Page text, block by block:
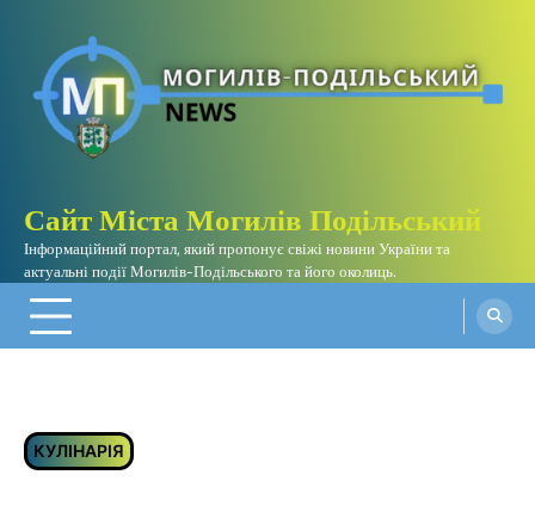
вмісту
Сайт Міста Могилів Подільський
Інформаційний портал, який пропонує свіжі новини України та
актуальні події Могилів-Подільського та його околиць.
КУЛІНАРІЯ